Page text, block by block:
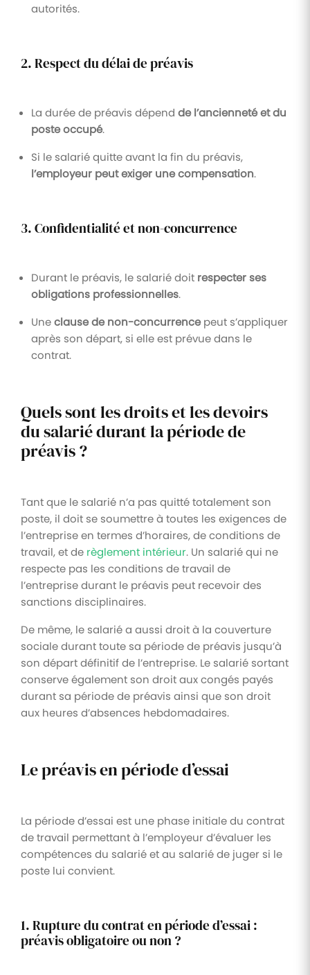
autorités.
2. Respect du délai de préavis
La durée de préavis dépend de l’ancienneté et du
poste occupé.
Si le salarié quitte avant la fin du préavis,
l’employeur peut exiger une compensation.
3. Confidentialité et non-concurrence
Durant le préavis, le salarié doit respecter ses
obligations professionnelles.
Uneclause de non-concurrencepeut s’appliquer
après son départ, si elle est prévue dans le
contrat.
Quels sont les droits et les devoirs
du salarié durant la période de
préavis ?
Tant que le salarié n’a pas quitté totalement son
poste, il doit se soumettre à toutes les exigences de
l’entreprise en termes d’horaires, de conditions de
travail, et de règlement intérieur. Un salarié qui ne
respecte pas les conditions de travail de
l’entreprise durant le préavis peut recevoir des
sanctions disciplinaires.
De même, le salarié a aussi droit à la couverture
sociale durant toute sa période de préavis jusqu’à
son départ définitif de l’entreprise. Le salarié sortant
conserve également son droit aux congés payés
durant sa période de préavis ainsi que son droit
aux heures d’absences hebdomadaires.
Le préavis en période d’essai
La période d’essai est une phase initiale du contrat
de travail permettant à l’employeur d’évaluer les
compétences du salarié et au salarié de juger si le
poste lui convient.
1. Rupture du contrat en période d’essai :
préavis obligatoire ou non ?